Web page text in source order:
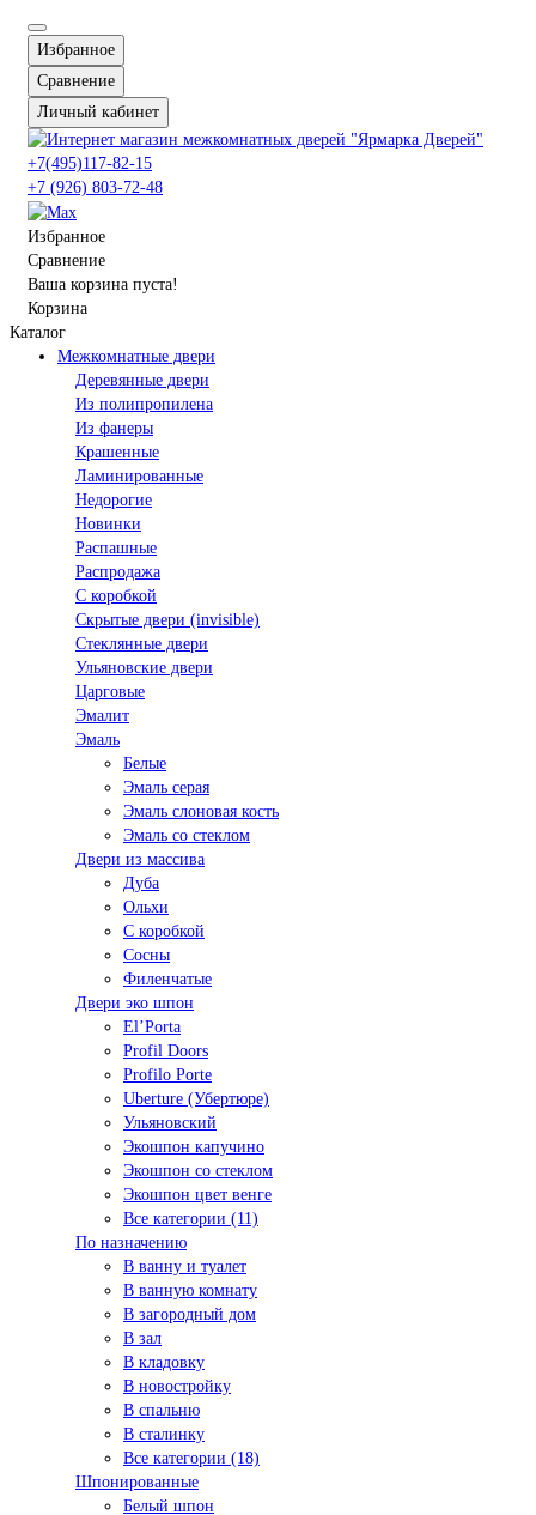
Избранное
Сравнение
Личный кабинет
+7(495)117-82-15
+7 (926) 803-72-48
Избранное
Сравнение
Ваша корзина пуста!
Корзина
Каталог
Межкомнатные двери
Деревянные двери
Из полипропилена
Из фанеры
Крашенные
Ламинированные
Недорогие
Новинки
Распашные
Распродажа
С коробкой
Скрытые двери (invisible)
Стеклянные двери
Ульяновские двери
Царговые
Эмалит
Эмаль
Белые
Эмаль серая
Эмаль слоновая кость
Эмаль со стеклом
Двери из массива
Дуба
Ольхи
С коробкой
Сосны
Филенчатые
Двери эко шпон
El’Porta
Profil Doors
Profilo Porte
Uberture (Убертюре)
Ульяновский
Экошпон капучино
Экошпон со стеклом
Экошпон цвет венге
Все категории (11)
По назначению
В ванну и туалет
В ванную комнату
В загородный дом
В зал
В кладовку
В новостройку
В спальню
В сталинку
Все категории (18)
Шпонированные
Белый шпон